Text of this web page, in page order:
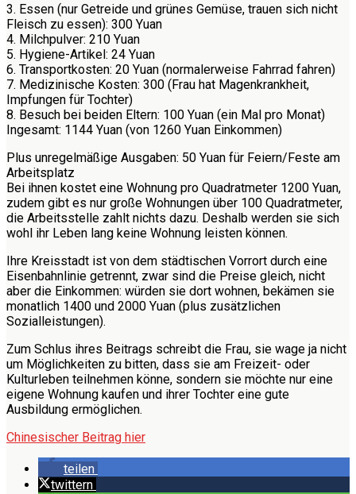
3. Essen (nur Getreide und grünes Gemüse, trauen sich nicht
Fleisch zu essen): 300 Yuan
4. Milchpulver: 210 Yuan
5. Hygiene-Artikel: 24 Yuan
6. Transportkosten: 20 Yuan (normalerweise Fahrrad fahren)
7. Medizinische Kosten: 300 (Frau hat Magenkrankheit,
Impfungen für Tochter)
8. Besuch bei beiden Eltern: 100 Yuan (ein Mal pro Monat)
Ingesamt: 1144 Yuan (von 1260 Yuan Einkommen)
Plus unregelmäßige Ausgaben: 50 Yuan für Feiern/Feste am
Arbeitsplatz
Bei ihnen kostet eine Wohnung pro Quadratmeter 1200 Yuan,
zudem gibt es nur große Wohnungen über 100 Quadratmeter,
die Arbeitsstelle zahlt nichts dazu. Deshalb werden sie sich
wohl ihr Leben lang keine Wohnung leisten können.
Ihre Kreisstadt ist von dem städtischen Vorrort durch eine
Eisenbahnlinie getrennt, zwar sind die Preise gleich, nicht
aber die Einkommen: würden sie dort wohnen, bekämen sie
monatlich 1400 und 2000 Yuan (plus zusätzlichen
Sozialleistungen).
Zum Schlus ihres Beitrags schreibt die Frau, sie wage ja nicht
um Möglichkeiten zu bitten, dass sie am Freizeit- oder
Kulturleben teilnehmen könne, sondern sie möchte nur eine
eigene Wohnung kaufen und ihrer Tochter eine gute
Ausbildung ermöglichen.
Chinesischer Beitrag hier
teilen
twittern